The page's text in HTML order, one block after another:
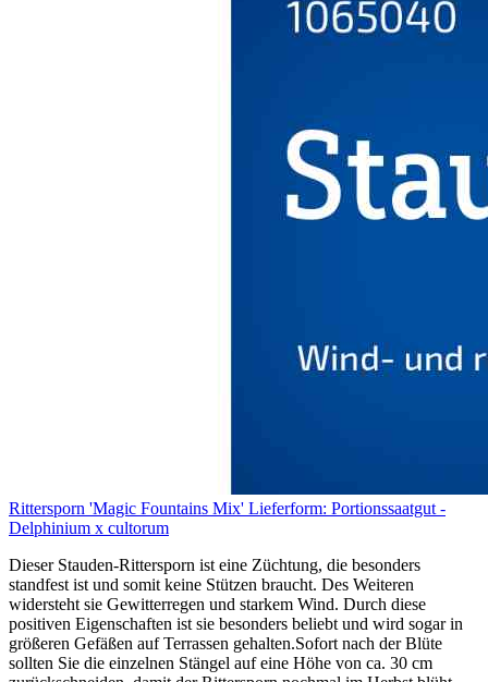
Rittersporn 'Magic Fountains Mix' Lieferform: Portionssaatgut -
Delphinium x cultorum
Dieser Stauden-Rittersporn ist eine Züchtung, die besonders
standfest ist und somit keine Stützen braucht. Des Weiteren
widersteht sie Gewitterregen und starkem Wind. Durch diese
positiven Eigenschaften ist sie besonders beliebt und wird sogar in
größeren Gefäßen auf Terrassen gehalten.Sofort nach der Blüte
sollten Sie die einzelnen Stängel auf eine Höhe von ca. 30 cm